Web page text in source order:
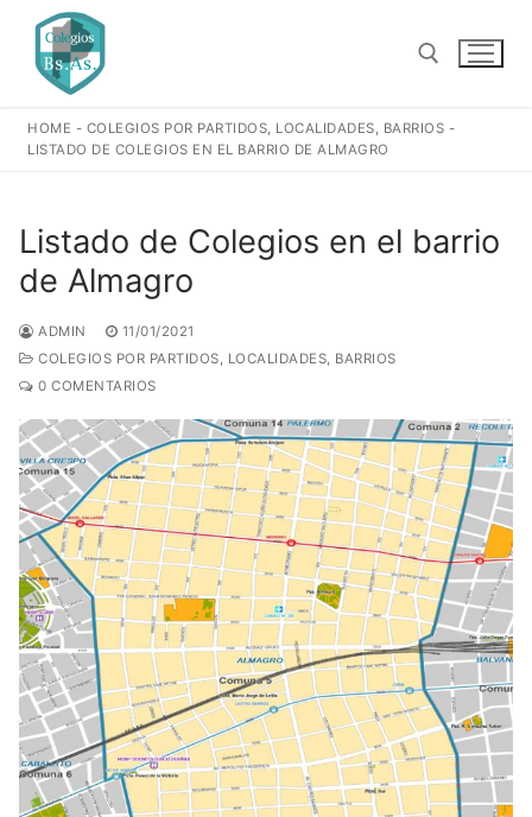
contenido
Buscar:
HOME - COLEGIOS POR PARTIDOS, LOCALIDADES, BARRIOS -
LISTADO DE COLEGIOS EN EL BARRIO DE ALMAGRO
Listado de Colegios en el barrio
de Almagro
ADMIN
11/01/2021
COLEGIOS POR PARTIDOS, LOCALIDADES, BARRIOS
0 COMENTARIOS